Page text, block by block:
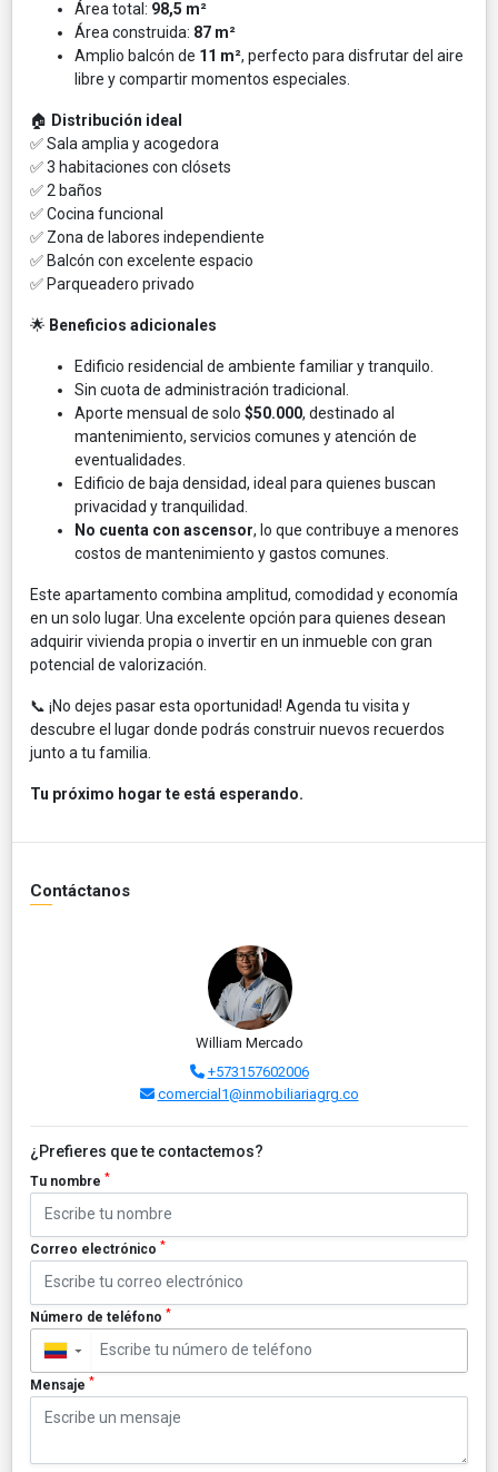
Área total: 98,5 m²
Área construida: 87 m²
Amplio balcón de 11 m², perfecto para disfrutar del aire
libre y compartir momentos especiales.
🏠 Distribución ideal
✅ Sala amplia y acogedora
✅ 3 habitaciones con clósets
✅ 2 baños
✅ Cocina funcional
✅ Zona de labores independiente
✅ Balcón con excelente espacio
✅ Parqueadero privado
🌟 Beneficios adicionales
Edificio residencial de ambiente familiar y tranquilo.
Sin cuota de administración tradicional.
Aporte mensual de solo $50.000, destinado al
mantenimiento, servicios comunes y atención de
eventualidades.
Edificio de baja densidad, ideal para quienes buscan
privacidad y tranquilidad.
No cuenta con ascensor, lo que contribuye a menores
costos de mantenimiento y gastos comunes.
Este apartamento combina amplitud, comodidad y economía
en un solo lugar. Una excelente opción para quienes desean
adquirir vivienda propia o invertir en un inmueble con gran
potencial de valorización.
📞 ¡No dejes pasar esta oportunidad! Agenda tu visita y
descubre el lugar donde podrás construir nuevos recuerdos
junto a tu familia.
Tu próximo hogar te está esperando.
Contáctanos
William Mercado
+573157602006
comercial1@inmobiliariagrg.co
¿Prefieres que te contactemos?
Tu nombre *
Correo electrónico *
Número de teléfono *
▼
Mensaje *